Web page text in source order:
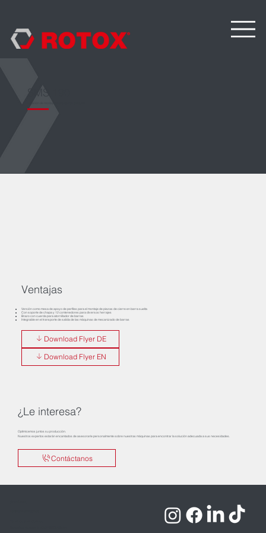
SMS 190
Ventajas
Versión como mesa de apoyo de perfiles para el montaje de piezas de cierre en barra suelta
Con soporte de chapa y 12 contenedores para diversos herrajes
Brazo con cuerda para atornillador de barras
Integrable en el transporte de salida de las máquinas de mecanizado de barras
Download Flyer DE
Download Flyer EN
¿Le interesa?
Optimicemos juntos su producción.
Nuestros expertos estarán encantados de asesorarle personalmente sobre nuestras máquinas para encontrar la solución adecuada a sus necesidades.
Contáctanos